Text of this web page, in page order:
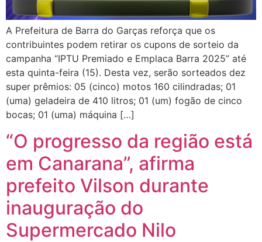
A Prefeitura de Barra do Garças reforça que os
contribuintes podem retirar os cupons de sorteio da
campanha “IPTU Premiado e Emplaca Barra 2025” até
esta quinta-feira (15). Desta vez, serão sorteados dez
super prêmios: 05 (cinco) motos 160 cilindradas; 01
(uma) geladeira de 410 litros; 01 (um) fogão de cinco
bocas; 01 (uma) máquina […]
“O progresso da região está
em Canarana”, afirma
prefeito Vilson durante
inauguração do
Supermercado Nilo